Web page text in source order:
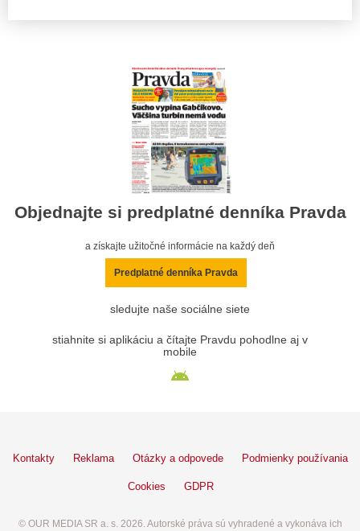
Objednajte si predplatné denníka Pravda
a získajte užitočné informácie na každý deň
Predplatné denníka Pravda
sledujte naše sociálne siete
stiahnite si aplikáciu a čítajte Pravdu pohodlne aj v
mobile
Kontakty Reklama Otázky a odpovede Podmienky používania
Cookies GDPR
© OUR MEDIA SR a. s. 2026. Autorské práva sú vyhradené a vykonáva ich